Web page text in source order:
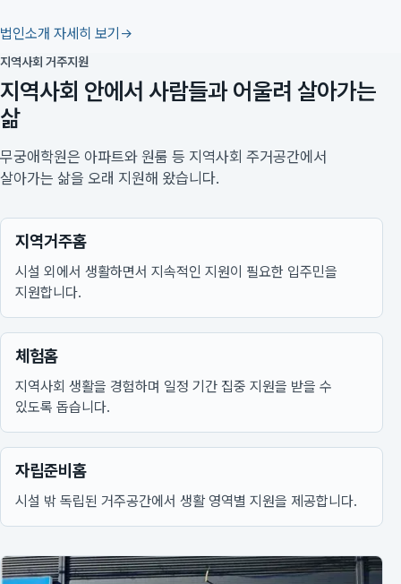
법인소개 자세히 보기
지역사회 거주지원
지역사회 안에서 사람들과 어울려 살아가는
삶
무궁애학원은 아파트와 원룸 등 지역사회 주거공간에서
살아가는 삶을 오래 지원해 왔습니다.
지역거주홈
시설 외에서 생활하면서 지속적인 지원이 필요한 입주민을
지원합니다.
체험홈
지역사회 생활을 경험하며 일정 기간 집중 지원을 받을 수
있도록 돕습니다.
자립준비홈
시설 밖 독립된 거주공간에서 생활 영역별 지원을 제공합니다.